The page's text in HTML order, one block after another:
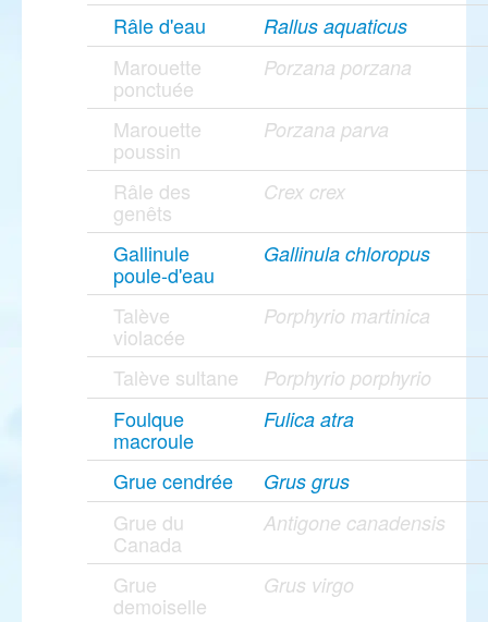
Râle d'eau Rallus aquaticus
Marouette
ponctuée
Porzana porzana
Marouette
poussin
Porzana parva
Râle des
genêts
Crex crex
Gallinule
poule-d'eau
Gallinula chloropus
Talève
violacée
Porphyrio martinica
Talève sultane Porphyrio porphyrio
Foulque
macroule
Fulica atra
Grue cendrée Grus grus
Grue du
Canada
Antigone canadensis
Grue
demoiselle
Grus virgo